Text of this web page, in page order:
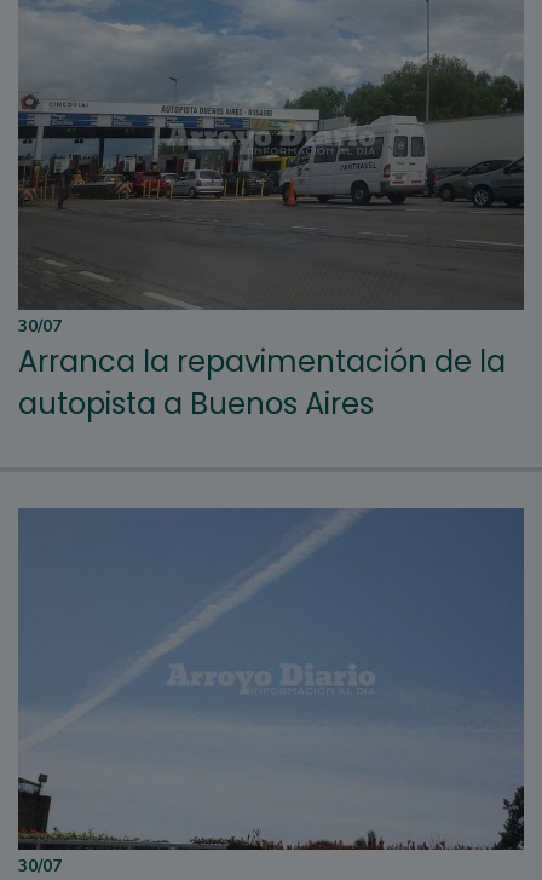
30/07
Arranca la repavimentación de la
autopista a Buenos Aires
30/07